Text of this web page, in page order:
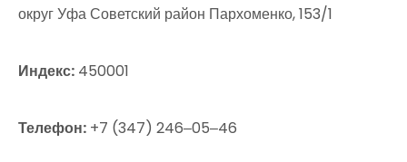
округ Уфа Советский район Пархоменко, 153/1
Индекс: 450001
Телефон: +7 (347) 246‒05‒46